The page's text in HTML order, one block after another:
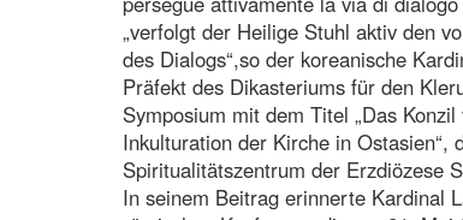
„verfolgt der Heilige Stuhl aktiv den
des Dialogs“,so der koreanische
Präfekt des Dikasteriums für den
Symposium mit dem Titel „Das
Inkulturation der Kirche in Ostasien“,
Spiritualitätszentrum der Erzdiözese
In seinem Beitrag erinnerte Kardinal